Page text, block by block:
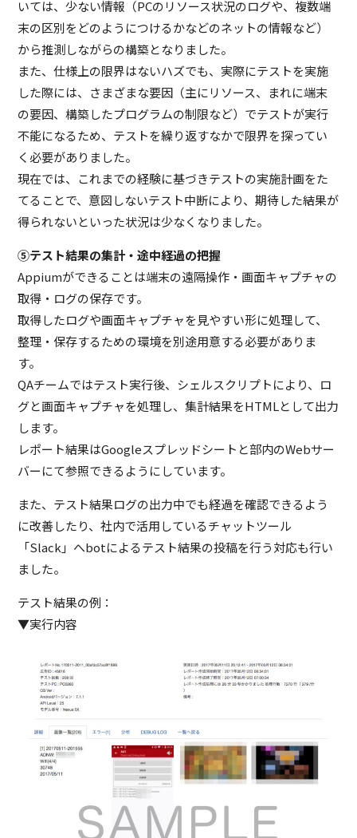
いては、少ない情報（PCのリソース状況のログや、複数端
末の区別をどのようにつけるかなどのネットの情報など）
から推測しながらの構築となりました。
また、仕様上の限界はないハズでも、実際にテストを実施
した際には、さまざまな要因（主にリソース、まれに端末
の要因、構築したプログラムの制限など）でテストが実行
不能になるため、テストを繰り返すなかで限界を探ってい
く必要がありました。
現在では、これまでの経験に基づきテストの実施計画をた
てることで、意図しないテスト中断により、期待した結果が
得られないといった状況は少なくなりました。
⑤テスト結果の集計・途中経過の把握
Appiumができることは端末の遠隔操作・画面キャプチャの
取得・ログの保存です。
取得したログや画面キャプチャを見やすい形に処理して、
整理・保存するための環境を別途用意する必要がありま
す。
QAチームではテスト実行後、シェルスクリプトにより、ロ
グと画面キャプチャを処理し、集計結果をHTMLとして出力
します。
レポート結果はGoogleスプレッドシートと部内のWebサー
バーにて参照できるようにしています。
また、テスト結果ログの出力中でも経過を確認できるよう
に改善したり、社内で活用しているチャットツール
「Slack」へbotによるテスト結果の投稿を行う対応も行い
ました。
テスト結果の例：
▼実行内容